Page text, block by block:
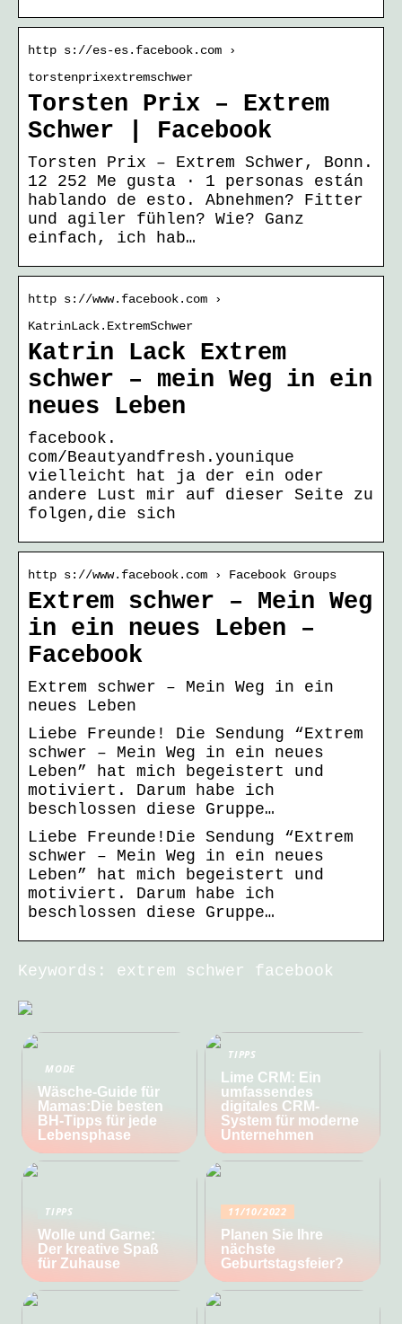
http s://es-es.facebook.com ›
torstenprixextremschwer
Torsten Prix – Extrem
Schwer | Facebook
Torsten Prix – Extrem Schwer, Bonn.
12 252 Me gusta · 1 personas están
hablando de esto. Abnehmen? Fitter
und agiler fühlen? Wie? Ganz
einfach, ich hab…
http s://www.facebook.com ›
KatrinLack.ExtremSchwer
Katrin Lack Extrem
schwer – mein Weg in ein
neues Leben
facebook.
com/Beautyandfresh.younique
vielleicht hat ja der ein oder
andere Lust mir auf dieser Seite zu
folgen,die sich
http s://www.facebook.com › Facebook Groups
Extrem schwer – Mein Weg
in ein neues Leben –
Facebook
Extrem schwer – Mein Weg in ein
neues Leben
Liebe Freunde! Die Sendung “Extrem
schwer – Mein Weg in ein neues
Leben” hat mich begeistert und
motiviert. Darum habe ich
beschlossen diese Gruppe…
Liebe Freunde!Die Sendung “Extrem
schwer – Mein Weg in ein neues
Leben” hat mich begeistert und
motiviert. Darum habe ich
beschlossen diese Gruppe…
Keywords: extrem schwer facebook
MODE
Wäsche-Guide für
Mamas:Die besten
BH-Tipps für jede
Lebensphase
TIPPS
Lime CRM: Ein
umfassendes
digitales CRM-
System für moderne
Unternehmen
TIPPS
Wolle und Garne:
Der kreative Spaß
für Zuhause
11/10/2022
Planen Sie Ihre
nächste
Geburtstagsfeier?